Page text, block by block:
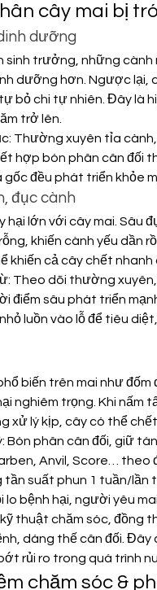
cây mai bị
dưỡng
sinh trưởng, những
dưỡng hơn. Ngược lại,
bỏ chi tự nhiên. Đây là
trở lên.
Thường xuyên tỉa
hợp bón phân cân đối
gốc đều phát triển khỏe
đục cành
hại lớn với cây mai. Sâu
khiến cành yếu dần
khiến cả cây chết nhanh
Theo dõi thường
điểm sâu phát triển
luồn vào lỗ để tiêu
biến trên mai như
nghiêm trọng. Khi nấm
xử lý kịp, cây có thể
Bón phân cân đối, giữ
Anvil, Score… theo
tần suất phun 1 tuần/lần
lo bệnh hại, người yêu
kỹ thuật chăm sóc, đồng
dáng thế cân đối.
rủi ro trong quá trình
chăm sóc &